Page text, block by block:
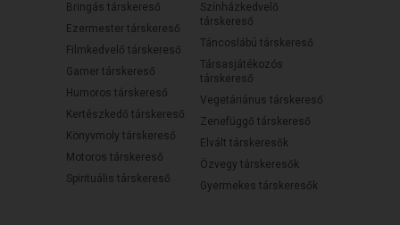
Bringás társkereső
Ezermester társkereső
Filmkedvelő társkereső
Gamer társkereső
Humoros társkereső
Kertészkedő társkereső
Könyvmoly társkereső
Motoros társkereső
Spirituális társkereső
Színházkedvelő
társkereső
Táncoslábú társkereső
Társasjátékozós
társkereső
Vegetáriánus társkereső
Zenefüggő társkereső
Elvált társkeresők
Özvegy társkeresők
Gyermekes társkeresők